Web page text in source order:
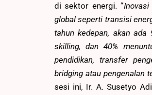
di sektor energi. “
global seperti transisi
tahun kedepan, akan
skilling, dan 40%
pendidikan, transfer
bridging atau pengenalan
sesi ini, Ir. A. Susetyo